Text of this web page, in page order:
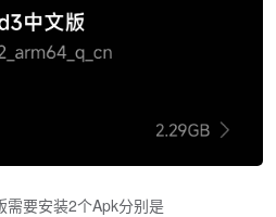
需要安装2个Apk分别是